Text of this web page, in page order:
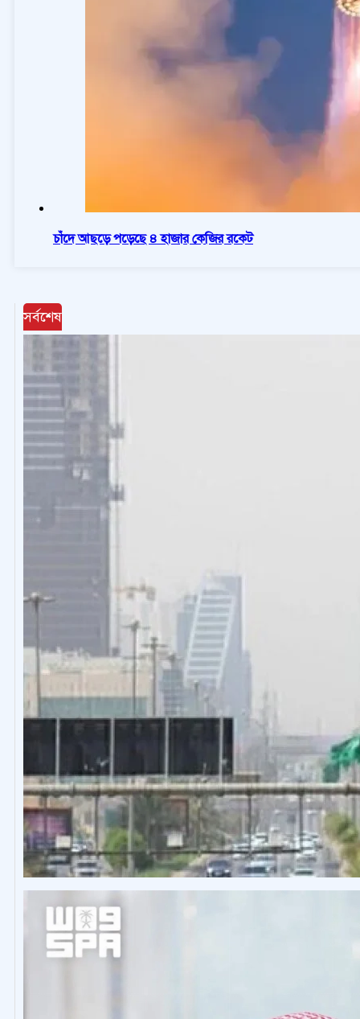
চাঁদে আছড়ে পড়েছে ৪ হাজার কেজির রকেট
সর্বশেষ